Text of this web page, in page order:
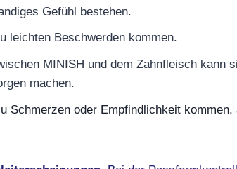
Gefühl bestehen.
leichten Beschwerden kommen.
MINISH und dem Zahnfleisch kann
machen.
Schmerzen oder Empfindlichkeit